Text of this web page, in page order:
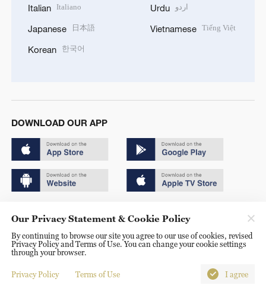
Italian Italiano
Japanese 日本語
Korean 한국어
Urdu اردو
Vietnamese Tiếng Việt
DOWNLOAD OUR APP
京ICP备20000184号
京公网安备 11010502050052号
Disinformation report hotline: 010-85061466
Our Privacy Statement & Cookie Policy
By continuing to browse our site you agree to our use of cookies, revised
Privacy Policy and Terms of Use. You can change your cookie settings
through your browser.
Privacy Policy Terms of Use I agree